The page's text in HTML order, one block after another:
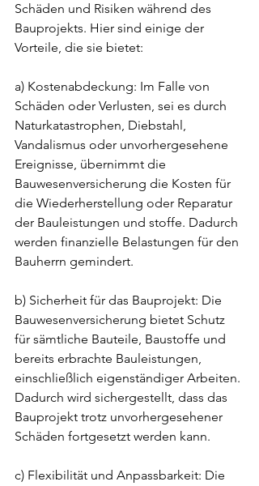
Schäden und Risiken während des
Bauprojekts. Hier sind einige der
Vorteile, die sie bietet:
a) Kostenabdeckung: Im Falle von
Schäden oder Verlusten, sei es durch
Naturkatastrophen, Diebstahl,
Vandalismus oder unvorhergesehene
Ereignisse, übernimmt die
Bauwesenversicherung die Kosten für
die Wiederherstellung oder Reparatur
der Bauleistungen und stoffe. Dadurch
werden finanzielle Belastungen für den
Bauherrn gemindert.
b) Sicherheit für das Bauprojekt: Die
Bauwesenversicherung bietet Schutz
für sämtliche Bauteile, Baustoffe und
bereits erbrachte Bauleistungen,
einschließlich eigenständiger Arbeiten.
Dadurch wird sichergestellt, dass das
Bauprojekt trotz unvorhergesehener
Schäden fortgesetzt werden kann.
c) Flexibilität und Anpassbarkeit: Die